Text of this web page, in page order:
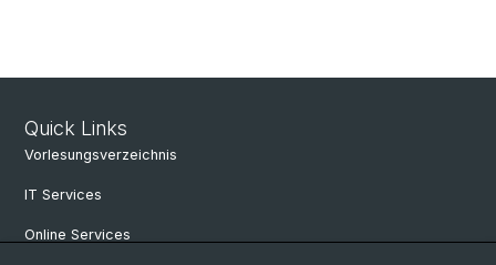
Quick Links
Vorlesungsverzeichnis
IT Services
Online Services